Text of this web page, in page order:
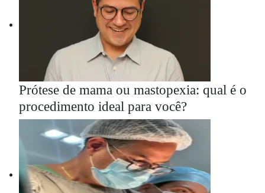
Prótese de mama ou mastopexia: qual é o
procedimento ideal para você?